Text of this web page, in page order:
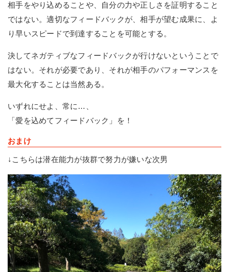
相手をやり込めることや、自分の力や正しさを証明すること
ではない。適切なフィードバックが、相手が望む成果に、よ
り早いスピードで到達することを可能とする。
決してネガティブなフィードバックが行けないということで
はない。それが必要であり、それが相手のパフォーマンスを
最大化することは当然ある。
いずれにせよ、常に…、
「愛を込めてフィードバック」を！
おまけ
↓こちらは潜在能力が抜群で努力が嫌いな次男